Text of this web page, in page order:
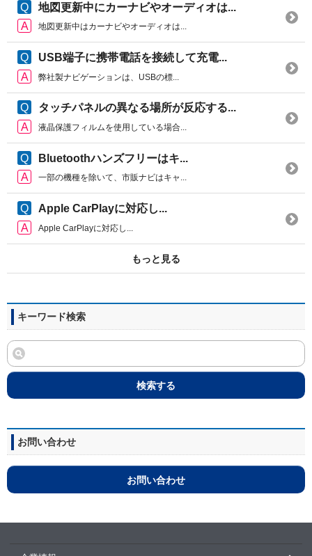
地図更新中にカーナビやオーディオは...
地図更新中はカーナビやオーディオは...
USB端子に携帯電話を接続して充電...
弊社製ナビゲーションは、USBの標...
タッチパネルの異なる場所が反応する...
液晶保護フィルムを使用している場合...
Bluetoothハンズフリーはキ...
一部の機種を除いて、市販ナビはキャ...
Apple CarPlayに対応し...
Apple CarPlayに対応し...
もっと見る
キーワード検索
検索する
お問い合わせ
お問い合わせ